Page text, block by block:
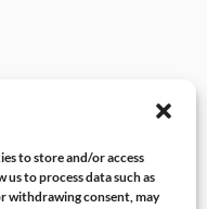
to store and/or access
to process data such as
withdrawing consent, may